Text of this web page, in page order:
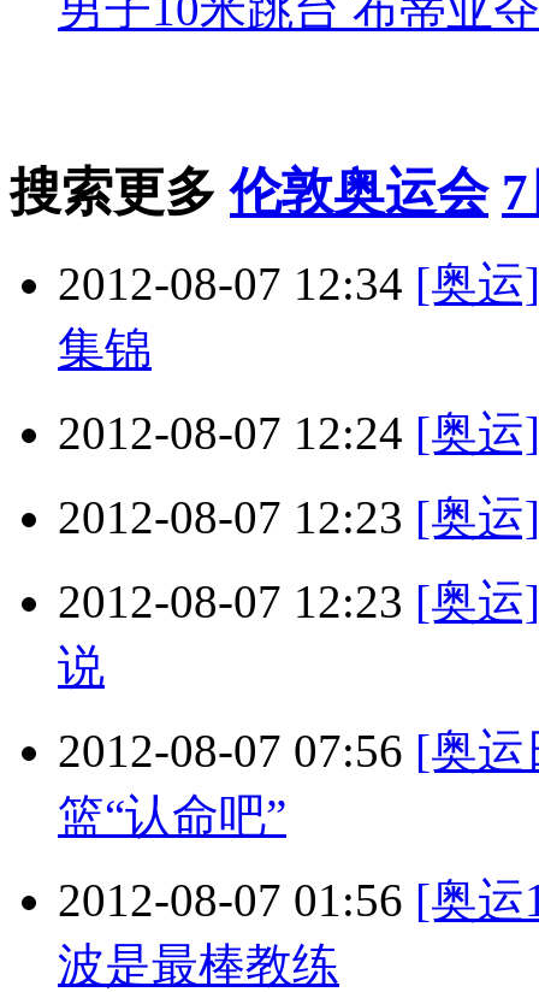
搜索更多伦敦奥运会
2012-08-07 12:34 [奥运
集锦
2012-08-07 12:24 [奥运
2012-08-07 12:23 [奥运
2012-08-07 12:23 [奥运
说
2012-08-07 07:56 [奥运
篮“认命吧”
2012-08-07 01:56 [奥运
波是最棒教练